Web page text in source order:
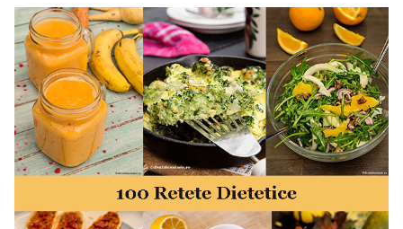
minute. Retete rapide. Retete rapide de mancare. Idei
retete mancare rapid